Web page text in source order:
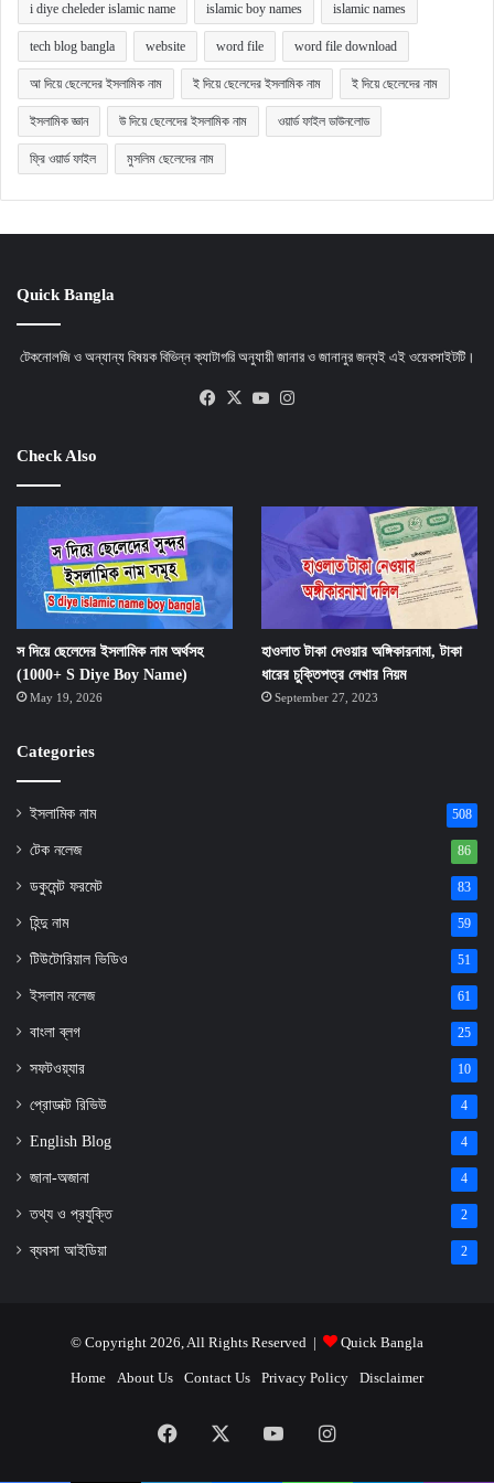
i diye cheleder islamic name islamic boy names islamic names
tech blog bangla website word file word file download
আ দিয়ে ছেলেদের ইসলামিক নাম ই দিয়ে ছেলেদের ইসলামিক নাম ই দিয়ে ছেলেদের নাম
ইসলামিক জ্ঞান উ দিয়ে ছেলেদের ইসলামিক নাম ওয়ার্ড ফাইল ডাউনলোড
ফ্রি ওয়ার্ড ফাইল মুসলিম ছেলেদের নাম
Quick Bangla
টেকনোলজি ও অন্যান্য বিষয়ক বিভিন্ন ক্যাটাগরি অনুযায়ী জানার ও জানানুর জন্যই এই ওয়েবসাইটটি।
Facebook
X YouTube
Check Also
স দিয়ে ছেলেদের ইসলামিক নাম অর্থসহ
(1000+ S Diye Boy Name)
May 19, 2026
হাওলাত টাকা দেওয়ার অঙ্গিকারনামা, টাকা
ধারের চুক্তিপত্র লেখার নিয়ম
September 27, 2023
Categories
ইসলামিক নাম 508
টেক নলেজ 86
ডকুমেন্ট ফরমেট 83
হিন্দু নাম 59
টিউটোরিয়াল ভিডিও 51
ইসলাম নলেজ 61
বাংলা ব্লগ 25
সফটওয়্যার 10
প্রোডাক্ট রিভিউ 4
English Blog 4
জানা-অজানা 4
তথ্য ও প্রযুক্তি 2
ব্যবসা আইডিয়া 2
© Copyright 2026, All Rights Reserved | Quick Bangla
Home About Us Contact Us Privacy Policy Disclaimer
Facebook YouTubeInstagram